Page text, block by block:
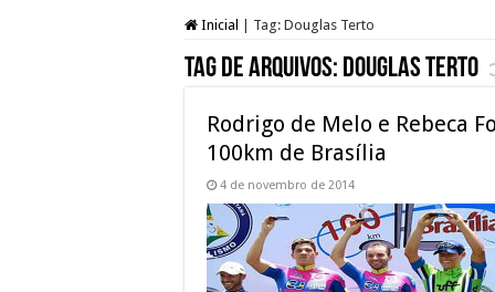
Inicial Tag: Douglas Terto
Tag de arquivos: Douglas Terto
Rodrigo de Melo e Rebeca
100km de Brasília
4 de novembro de 2014